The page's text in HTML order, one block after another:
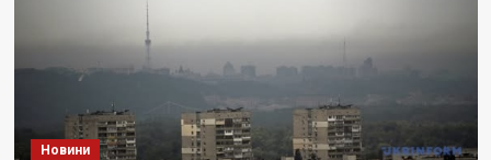
Новини